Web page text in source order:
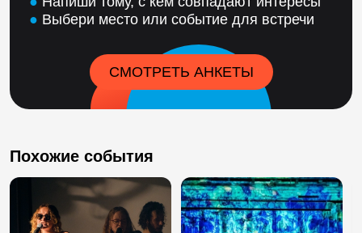
● Выбери место или событие для встречи
СМОТРЕТЬ АНКЕТЫ
Похожие события